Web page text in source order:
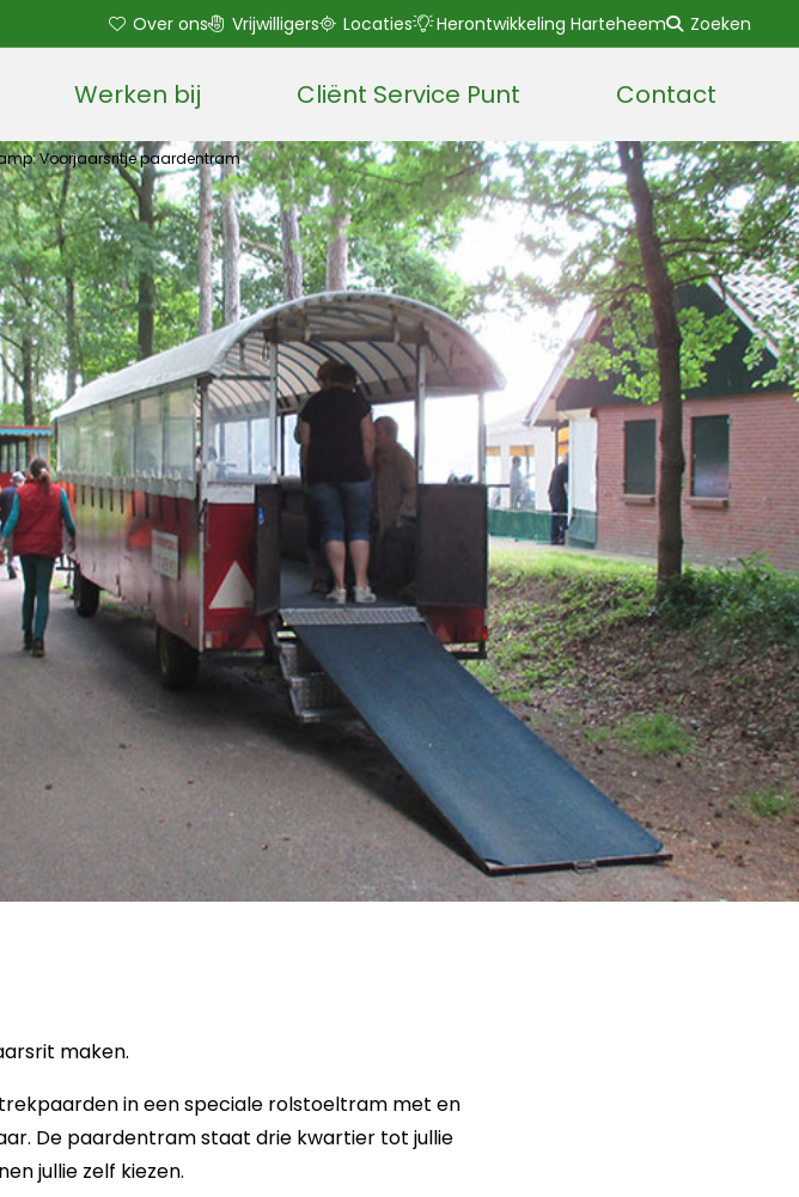
Over ons Vrijwilligers Locaties Herontwikkeling Harteheem Zoeken
Werken bij Cliënt Service Punt Contact
Voorjaarsritje paardentram
Lees voor
maken.
in een speciale rolstoeltram met en
De paardentram staat drie kwartier tot jullie
jullie zelf kiezen.